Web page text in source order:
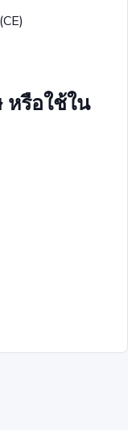
หรือใช้ใน